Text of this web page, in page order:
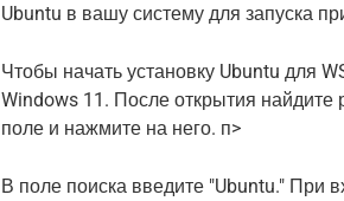
Ubuntu в вашу систему для запуска
Чтобы начать установку Ubuntu для
Windows 11. После открытия найдите
поле и нажмите на него. п>
В поле поиска введите "Ubuntu." При